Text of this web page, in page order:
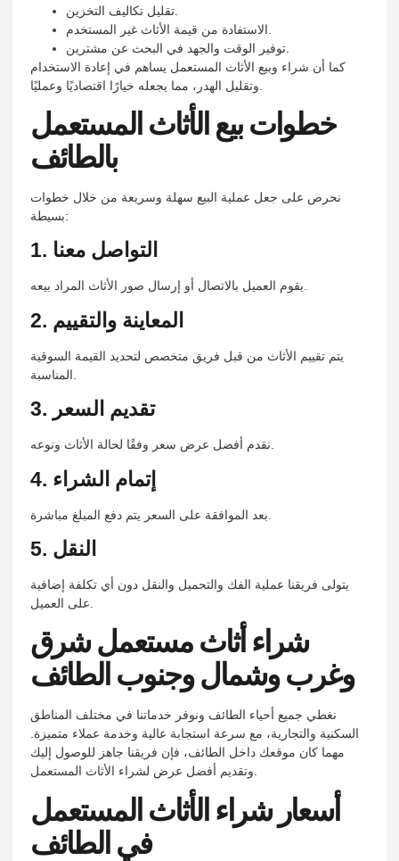
كما أن شراء وبيع الأثاث المستعمل يساهم في إعادة الاستخدام
خطوات بيع الأثاث المستعمل
بالطائف
نحرص على جعل عملية البيع سهلة وسريعة من خلال خطوات
بسيطة:
1. التواصل معنا
يقوم العميل بالاتصال أو إرسال صور الأثاث المراد بيعه.
2. المعاينة والتقييم
يتم تقييم الأثاث من قبل فريق متخصص لتحديد القيمة السوقية
3. تقديم السعر
4. إتمام الشراء
5. النقل
يتولى فريقنا عملية الفك والتحميل والنقل دون أي تكلفة إضافية
شراء أثاث مستعمل شرق
وغرب وشمال وجنوب الطائف
نغطي جميع أحياء الطائف ونوفر خدماتنا في مختلف المناطق
السكنية والتجارية، مع سرعة استجابة عالية وخدمة عملاء متميزة.
مهما كان موقعك داخل الطائف، فإن فريقنا جاهز للوصول إليك
وتقديم أفضل عرض لشراء الأثاث المستعمل.
أسعار شراء الأثاث المستعمل
في الطائف